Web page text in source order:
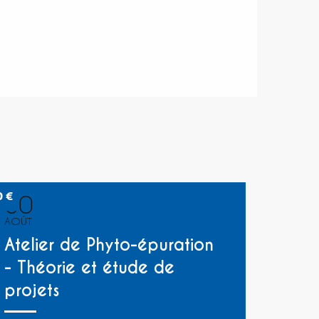
€
30
AOÛT
Atelier de Phyto-épuration
- Théorie et étude de
projets ​